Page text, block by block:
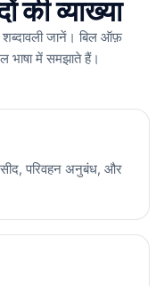
की व्याख्या
शब्दावली जानें। बिल ऑफ़
में समझाते हैं।
रसीद, परिवहन अनुबंध, और